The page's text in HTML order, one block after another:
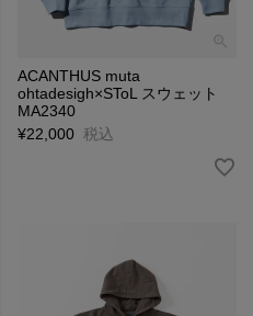
ACANTHUS muta
ohtadesigh×SToL スウェット
MA2340
¥22,000 税込